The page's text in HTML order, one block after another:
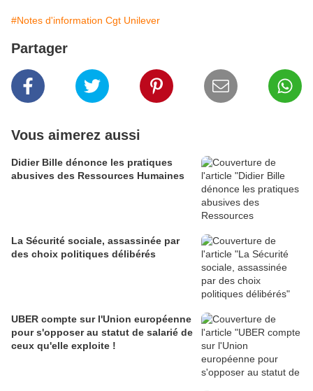
#Notes d'information Cgt Unilever
Partager
Vous aimerez aussi
Didier Bille dénonce les pratiques
abusives des Ressources Humaines
La Sécurité sociale, assassinée par
des choix politiques délibérés
UBER compte sur l'Union européenne
pour s'opposer au statut de salarié de
ceux qu'elle exploite !